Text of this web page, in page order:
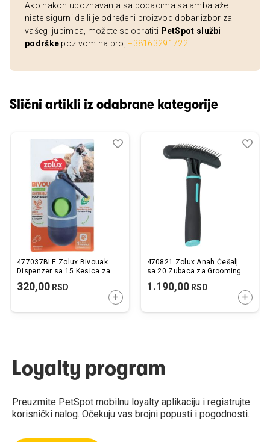
Ako nakon upoznavanja sa podacima sa ambalaže
niste sigurni da li je određeni proizvod dobar izbor za
vašeg ljubimca, možete se obratiti PetSpot službi
podrške pozivom na broj+38163291722
Slični artikli iz odabrane kategorije
477037BLE Zolux Bivouak
Dispenzer sa 15 Kesica za
320,00 RSD
DODAJTE U KORPU
Dodaj
Uporedi
470821 Zolux Anah Češalj
sa 20 Zubaca za Grooming
1.190,00RSD
Loyalty program
Preuzmite PetSpot mobilnu loyalty aplikaciju i registrujte
korisnički nalog. Očekuju vas brojni popusti i pogodnosti.